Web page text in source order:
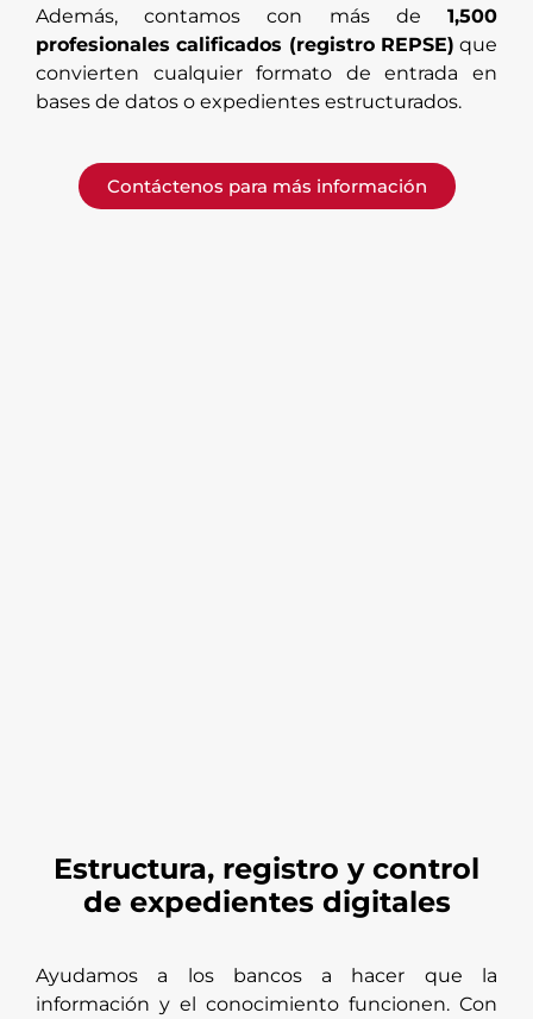
Además, contamos con más de 1,500
profesionales calificados (registro REPSE) que
convierten cualquier formato de entrada en
bases de datos o expedientes estructurados.
Contáctenos para más información
Estructura, registro y control
de expedientes digitales
Ayudamos a los bancos a hacer que la
información y el conocimiento funcionen. Con